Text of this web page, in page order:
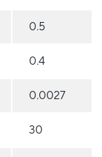
0.5
0.4
0.0027
30